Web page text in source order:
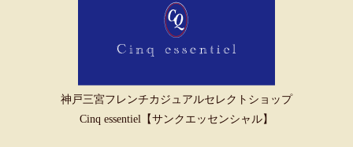
神戸三宮フレンチカジュアルセレクトショップ
Cinq essentiel【サンクエッセンシャル】